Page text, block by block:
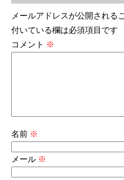
メールアドレスが公開される
付いている欄は必須項目です
コメント ※
名前 ※
メール ※